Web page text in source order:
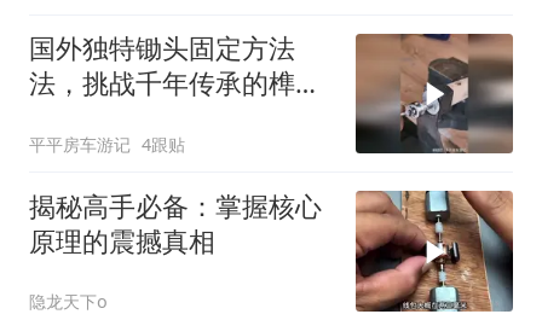
国外独特锄头固定方法
法，挑战千年传承的榫卯
平平房车游记 4跟贴
揭秘高手必备：掌握核心
原理的震撼真相
隐龙天下o